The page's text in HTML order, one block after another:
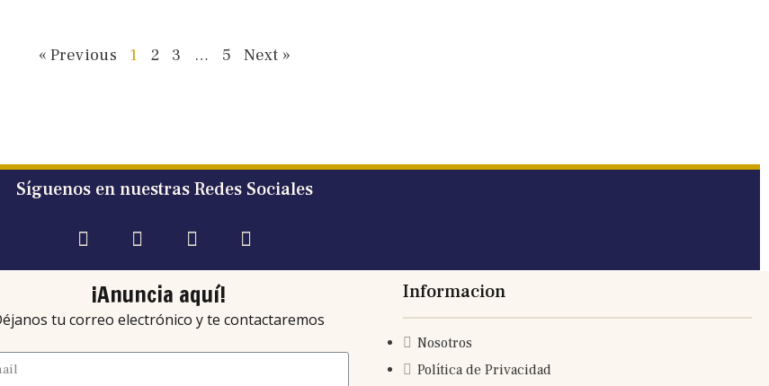
« Previous 1 2 3 … 5 Next »
Síguenos en nuestras Redes Sociales
¡Anuncia aquí!
tu correo electrónico y te contactaremos
Informacion
Nosotros
Política de Privacidad